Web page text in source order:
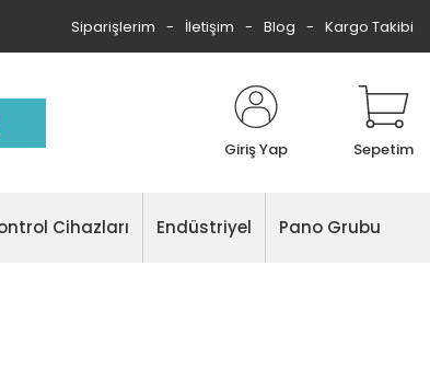
Siparişlerim İletişim Blog Kargo Takibi
Giriş Yap Sepetim
Cihazları Endüstriyel Pano Grubu